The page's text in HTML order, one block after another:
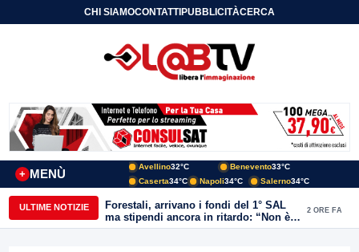
CHI SIAMOCONTATTIPUBBLICITÀCERCA
MENÙ
+
Avellino32°C Benevento33°C
Caserta34°C Napoli34°C Salerno34°C
ULTIME NOTIZIE
Forestali, arrivano i fondi del 1° SAL
ma stipendi ancora in ritardo: “Non è
più sostenibile”
2 ORE FA